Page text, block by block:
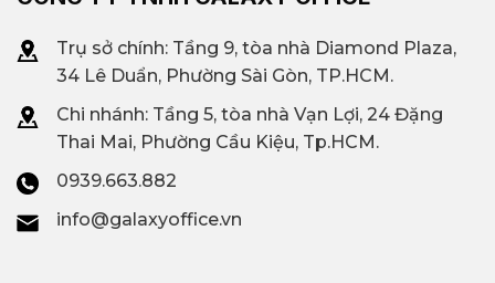
Trụ sở chính: Tầng 9, tòa nhà Diamond Plaza,
34 Lê Duẩn, Phường Sài Gòn, TP.HCM.
Chi nhánh: Tầng 5, tòa nhà Vạn Lợi, 24 Đặng
Thai Mai, Phường Cầu Kiệu, Tp.HCM.
0939.663.882
info@galaxyoffice.vn